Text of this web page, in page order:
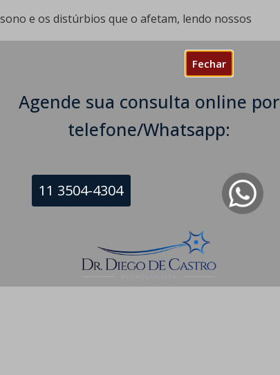
Fechar
Agende sua consulta online por
telefone/Whatsapp:
11 3504-4304
e os distúrbios que o afetam, lendo nossos
Distúrbios do Sono
e Tratamento
Tower - Torre Leste - Enseada do Suá, Vitória - ES,